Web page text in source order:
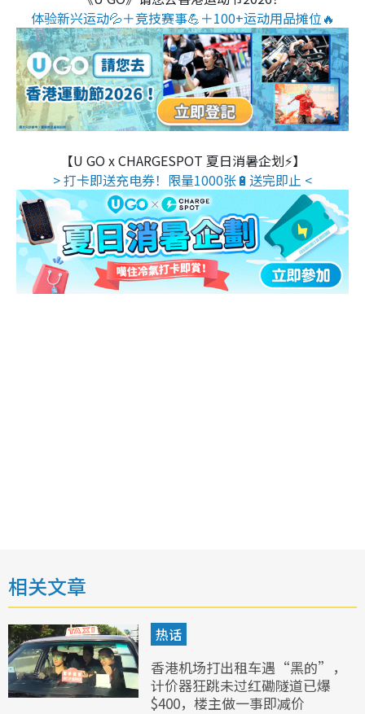
体验新兴运动💦＋竞技赛事💪＋100+运动用品摊位🔥
【U GO x CHARGESPOT 夏日消暑企划⚡】
> 打卡即送充电券！限量1000张🔋送完即止 <
相关文章
热话
香港机场打出租车遇“黑的”，
计价器狂跳未过红磡隧道已爆
$400，楼主做一事即减价